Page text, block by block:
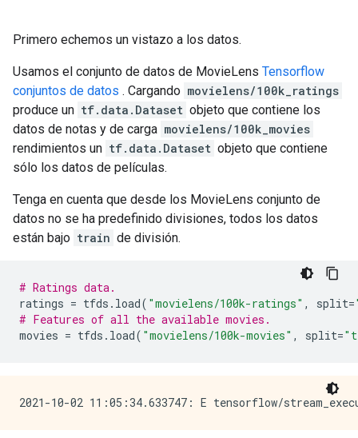
Primero echemos un vistazo a los datos.
Usamos el conjunto de datos de MovieLens Tensorflow
conjuntos de datos . Cargando movielens/100k_ratings
produce un tf.data.Dataset objeto que contiene los
datos de notas y de carga movielens/100k_movies
rendimientos un tf.data.Dataset objeto que contiene
sólo los datos de películas.
Tenga en cuenta que desde los MovieLens conjunto de
datos no se ha predefinido divisiones, todos los datos
están bajo train de división.
# Ratings data.
ratings = tfds . load( "movielens/100k-ratings" , split=
# Features of all the available movies.
movies = tfds . load( "movielens/100k-movies" , split=